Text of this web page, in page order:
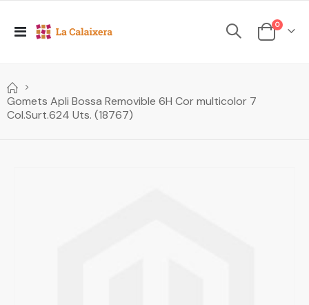
Toggle
Cesta
0elements
Gomets Apli Bossa Removible 6H Cor multicolor 7
Col.Surt.624 Uts. (18767)